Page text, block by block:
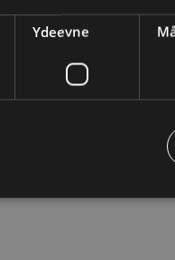
Ydeevne